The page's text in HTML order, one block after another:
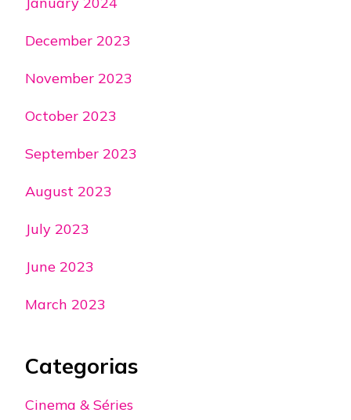
December 2023
November 2023
October 2023
September 2023
August 2023
July 2023
June 2023
March 2023
Categorias
Cinema & Séries